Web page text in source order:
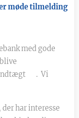
møde tilmelding
med gode
😊. Vi
har interesse